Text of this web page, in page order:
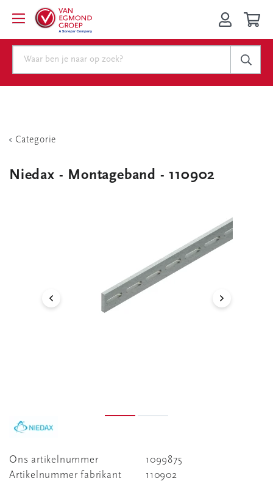
Categorie
Niedax - Montageband - 110902
Ons artikelnummer
1099875
Artikelnummer fabrikant
110902